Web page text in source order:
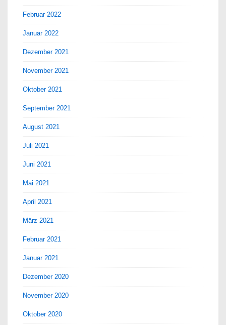
Februar 2022
Januar 2022
Dezember 2021
November 2021
Oktober 2021
September 2021
August 2021
Juli 2021
Juni 2021
Mai 2021
April 2021
März 2021
Februar 2021
Januar 2021
Dezember 2020
November 2020
Oktober 2020